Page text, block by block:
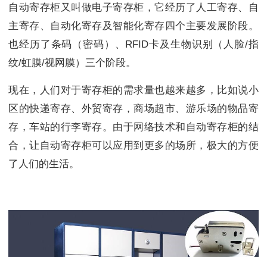
自动寄存柜又叫做电子寄存柜，它经历了人工寄存、自
主寄存、自动化寄存及智能化寄存四个主要发展阶段。
也经历了条码（密码）、RFID卡及生物识别（人脸/指
纹/虹膜/视网膜）三个阶段。
现在，人们对于寄存柜的需求量也越来越多，比如说小
区的快递寄存、外贸寄存，商场超市、游乐场的物品寄
存，车站的行李寄存。由于网络技术和自动寄存柜的结
合，让自动寄存柜可以应用到更多的场所，极大的方便
了人们的生活。